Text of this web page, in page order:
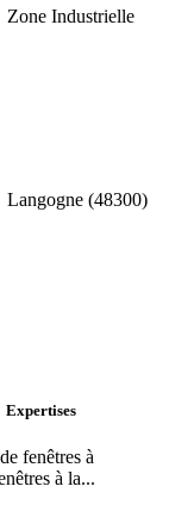
Zone Industrielle
Langogne (48300)
Expertises
fenêtres à
à la...